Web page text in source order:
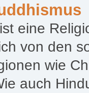
eine
von den
wie
auch